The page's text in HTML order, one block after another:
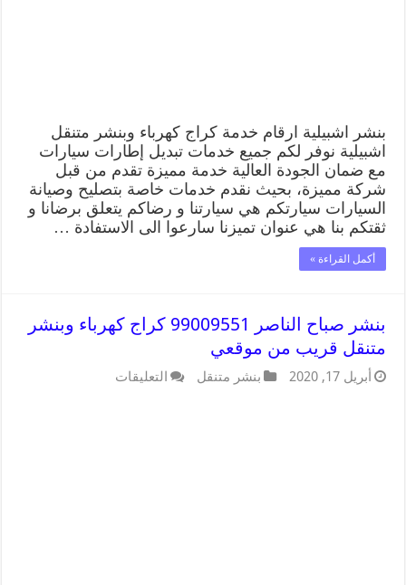
بنشر اشبيلية ارقام خدمة كراج كهرباء وبنشر متنقل
اشبيلية نوفر لكم جميع خدمات تبديل إطارات سيارات
مع ضمان الجودة العالية خدمة مميزة تقدم من قبل
شركة مميزة، بحيث نقدم خدمات خاصة بتصليح وصيانة
السيارات سيارتكم هي سيارتنا و رضاكم يتعلق برضانا و
ثقتكم بنا هي عنوان تميزنا سارعوا الى الاستفادة …
أكمل القراءة »
بنشر صباح الناصر 99009551 كراج كهرباء وبنشر
متنقل قريب من موقعي
أبريل 17, 2020 بنشر متنقل التعليقات